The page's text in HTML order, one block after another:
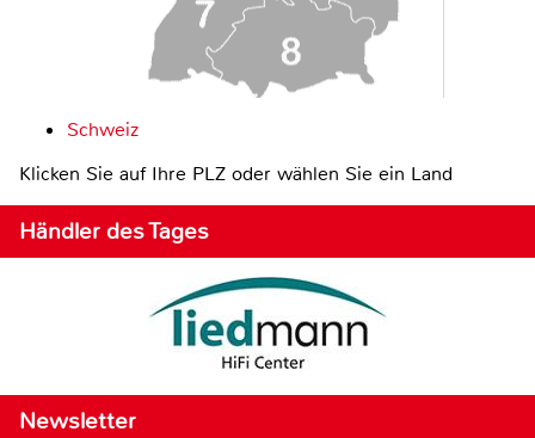
Schweiz
Klicken Sie auf Ihre PLZ oder wählen Sie ein Land
Händler des Tages
Newsletter